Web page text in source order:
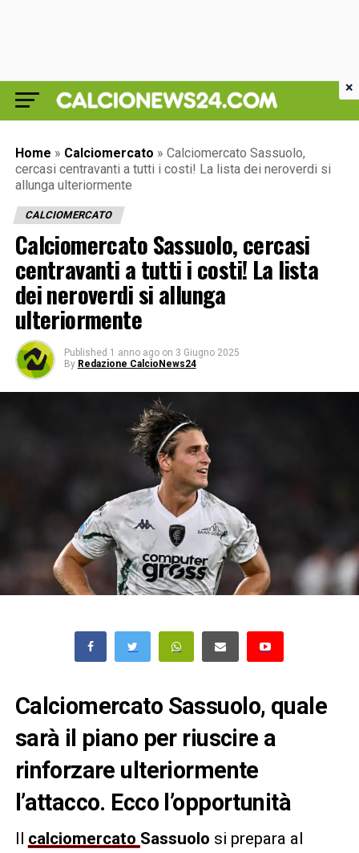
Home » Calciomercato » Calciomercato Sassuolo,
cercasi centravanti a tutti i costi! La lista dei neroverdi si
allunga ulteriormente
CALCIOMERCATO
Calciomercato Sassuolo, cercasi
centravanti a tutti i costi! La lista
dei neroverdi si allunga
ulteriormente
Published 1 anno ago on 3 Giugno 2025
By Redazione CalcioNews24
Calciomercato Sassuolo, quale
sarà il piano per riuscire a
rinforzare ulteriormente
l’attacco. Ecco l’opportunità
Il calciomercato Sassuolo si prepara al
×